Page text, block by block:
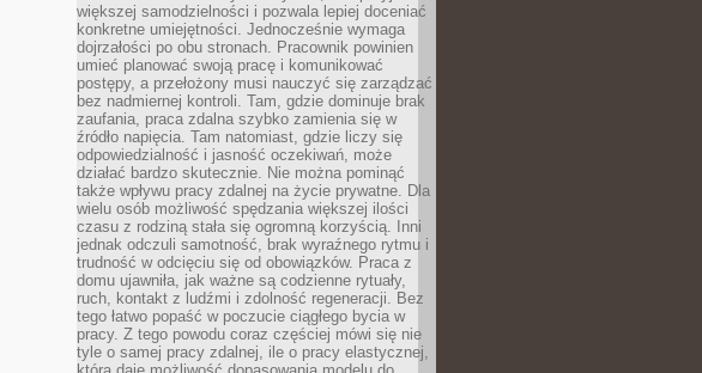
większej samodzielności i pozwala lepiej doceniać
konkretne umiejętności. Jednocześnie wymaga
dojrzałości po obu stronach. Pracownik powinien
umieć planować swoją pracę i komunikować
postępy, a przełożony musi nauczyć się zarządzać
bez nadmiernej kontroli. Tam, gdzie dominuje brak
zaufania, praca zdalna szybko zamienia się w
źródło napięcia. Tam natomiast, gdzie liczy się
odpowiedzialność i jasność oczekiwań, może
działać bardzo skutecznie. Nie można pominąć
także wpływu pracy zdalnej na życie prywatne. Dla
wielu osób możliwość spędzania większej ilości
czasu z rodziną stała się ogromną korzyścią. Inni
jednak odczuli samotność, brak wyraźnego rytmu i
trudność w odcięciu się od obowiązków. Praca z
domu ujawniła, jak ważne są codzienne rytuały,
ruch, kontakt z ludźmi i zdolność regeneracji. Bez
tego łatwo popaść w poczucie ciągłego bycia w
pracy. Z tego powodu coraz częściej mówi się nie
tyle o samej pracy zdalnej, ile o pracy elastycznej,